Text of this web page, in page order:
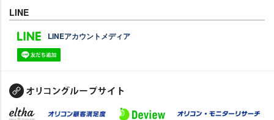
LINE
LINEアカウントメディア